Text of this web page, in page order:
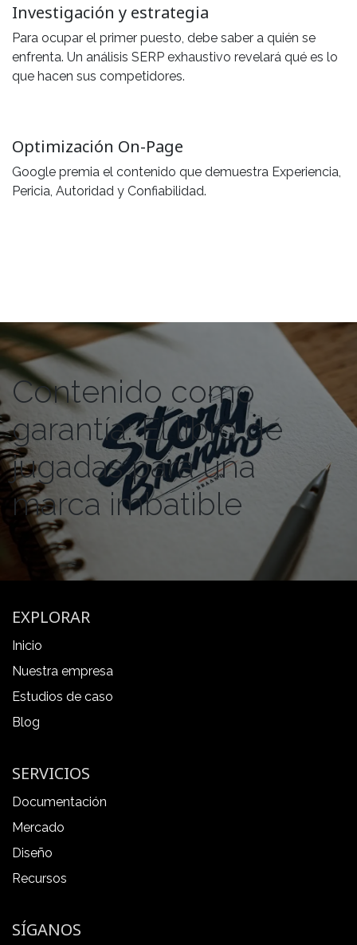
Investigación y estrategia
Para ocupar el primer puesto, debe saber a quién se
enfrenta. Un análisis SERP exhaustivo revelará qué es lo
que hacen sus competidores.
Optimización On-Page
Google premia el contenido que demuestra Experiencia,
Pericia, Autoridad y Confiabilidad.
Contenido como
garantía: El libro de
jugadas para una
marca imbatible
EXPLORAR
Inicio
Nuestra empresa
Estudios de caso
Blog
SERVICIOS
Documentación
Mercado
Diseño
Recursos
SÍGANOS